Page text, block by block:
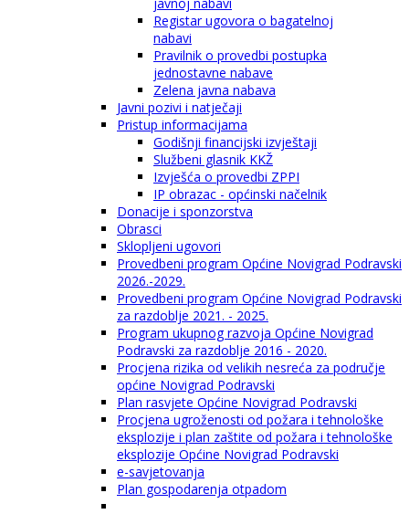
Registar ugovora o bagatelnoj
nabavi
Pravilnik o provedbi postupka
jednostavne nabave
Zelena javna nabava
Javni pozivi i natječaji
Pristup informacijama
Godišnji financijski izvještaji
Službeni glasnik KKŽ
Izvješća o provedbi ZPPI
IP obrazac - općinski načelnik
Donacije i sponzorstva
Obrasci
Sklopljeni ugovori
Provedbeni program Općine Novigrad Podravski
2026.-2029.
Provedbeni program Općine Novigrad Podravski
za razdoblje 2021. - 2025.
Program ukupnog razvoja Općine Novigrad
Podravski za razdoblje 2016 - 2020.
Procjena rizika od velikih nesreća za područje
općine Novigrad Podravski
Plan rasvjete Općine Novigrad Podravski
Procjena ugroženosti od požara i tehnološke
eksplozije i plan zaštite od požara i tehnološke
eksplozije Općine Novigrad Podravski
e-savjetovanja
Plan gospodarenja otpadom